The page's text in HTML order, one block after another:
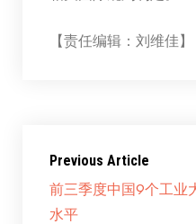
【责任编辑：刘维佳】
Previous Article
前三季度中国9个工业
水平